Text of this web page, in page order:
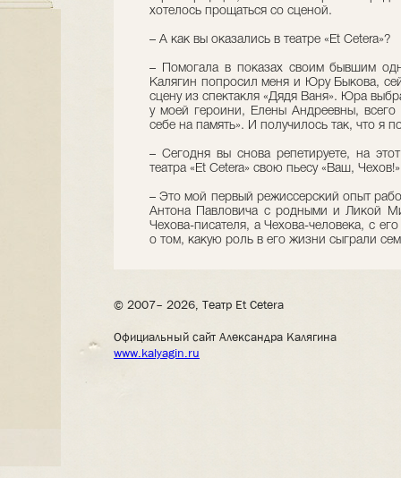
хотелось прощаться со сценой.
– А как вы оказались в театре «Et Cetera»?
– Помогала в показах своим бывшим
Калягин попросил меня и Юру Быкова,
сцену из спектакля «Дядя Ваня». Юра
у моей героини, Елены Андреевны,
себе на память». И получилось так, что я
– Сегодня вы снова репетируете, на
театра «Et Cetera» свою пьесу «Ваш, Чехов!»
– Это мой первый режиссерский опыт
Антона Павловича с родными и Ликой
Чехова-писателя, а Чехова-человека, с
о том, какую роль в его жизни сыграли
© 2007– 2026, Театр Et Cetera
Официальный сайт Александра Калягина
www.kalyagin.ru